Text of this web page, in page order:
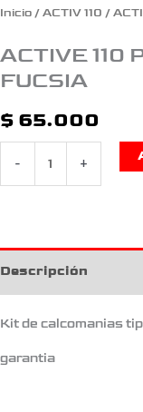
Inicio / ACTIV 110 /
ACTIVE 110
FUCSIA
$ 65.000
- +
Descripción
Kit de calcomanias
garantia